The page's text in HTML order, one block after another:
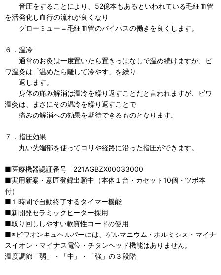
音圧をすることにより、52億本もあるといわれている毛細血管
を活発化し血行の流れが良くなり
グローミュー＝毛細血管のバイパスの働きを良くします。
６．温冷
通常のお灸は一度置いたら置きっぱなしで温め続けますが、ビ
ワ温灸は「温めたら離して冷やす」を繰り
返します。
身体の痛み解消は温冷を繰り返すことだと言われますが、ビワ
温灸は、まさにその温冷を繰り返すことで
痛みの解消への効果を期待できるものとなります。
７．指圧効果
丸い先端部を使ってコリや経路に沿った指圧ができます。
■医療機器認証番号 221AGBZX00033000
■実用新案・意匠登録出願中（本体１台・カセット10個・ツボ本
付）
■１時間で自動終了するタイマー機能
■新開発セラミックヒーター採用
■取り回ししやすい軟質性コードの使用
■※ビワオンキュヘルパーには、ゲルマニウム・ホルミシス・マイナ
スイオン・マイナス電位・チタンヘッド機能はありません。
温度調節「弱」・「中」・「強」の３段階